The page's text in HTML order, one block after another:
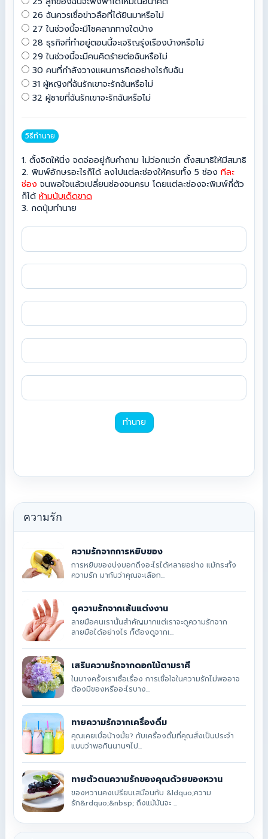
26 ฉันควรเชื่อข่าวลือที่ได้ยินมาหรือไม่
27 ในช่วงนี้จะมีโชคลาภทางใดบ้าง
28 ธุรกิจที่ทำอยู่ตอนนี้จะเจริญรุ่งเรืองบ้างหรือไม่
29 ในช่วงนี้จะมีคนคิดร้ายต่อฉันหรือไม่
30 คนที่กำลังวางแผนการคิดอย่างไรกับฉัน
31 ผู้หญิงที่ฉันรักเขาจะรักฉันหรือไม่
32 ผู้ชายที่ฉันรักเขาจะรักฉันหรือไม่
วิธีทำนาย
1. ตั้งจิตให้นิ่ง จดจ่ออยู่กับคำถาม ไม่ว่อกแว่ก ตั้งสมาธิให้มีสมาธิ
2. พิมพ์อักษรอะไรก็ได้ ลงไปแต่ละช่องให้ครบทั้ง 5 ช่อง ทีละ
ช่อง จนพอใจแล้วเปลี่ยนช่องจนครบ โดยแต่ละช่องจะพิมพ์กี่ตัว
ก็ได้ ห้ามนับเด็ดขาด
3. กดปุ่มทำนาย
ทำนาย
ความรัก
ความรักจากการหยิบของ
การหยิบของบ่งบอกถึงอะไรได้หลายอย่าง แม้กระทั้ง
ความรัก มากันว่าคุณจะเลือก...
ดูความรักจากเส้นแต่งงาน
ลายมือคนเรานั้นสำคัญมากแต่เราจะดูความรักจาก
ลายมือได้อย่างไร ก็ต้องดูจากเ...
เสริมความรักจากดอกไม้ตามราศี
ในบางครั้งเราเชื่อเรื่อง การเชื่อใจในความรักไม่พออาจ
ต้องมีของหรืออะไรบาง...
ทายความรักจากเครื่องดื่ม
คุณเคยเบื่อบ้างมั้ย? กับเครื่องดื่มที่คุณสั่งเป็นประจำ
แบบว่าพอกินนานๆไป...
ทายตัวตนความรักของคุณด้วยของหวาน
ของหวานคงเปรียบเสมือนกับ &ldquo;ความ
รัก&rdquo;&nbsp; ถึงแม้มันจะ ...